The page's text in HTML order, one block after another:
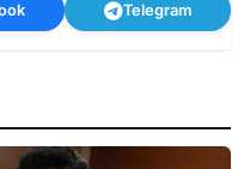
Telegram